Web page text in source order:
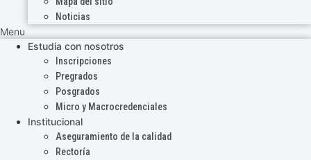
Noticias
Menu
Estudia con nosotros
Inscripciones
Pregrados
Posgrados
Micro y Macrocredenciales
Institucional
Aseguramiento de la calidad
Rectoría